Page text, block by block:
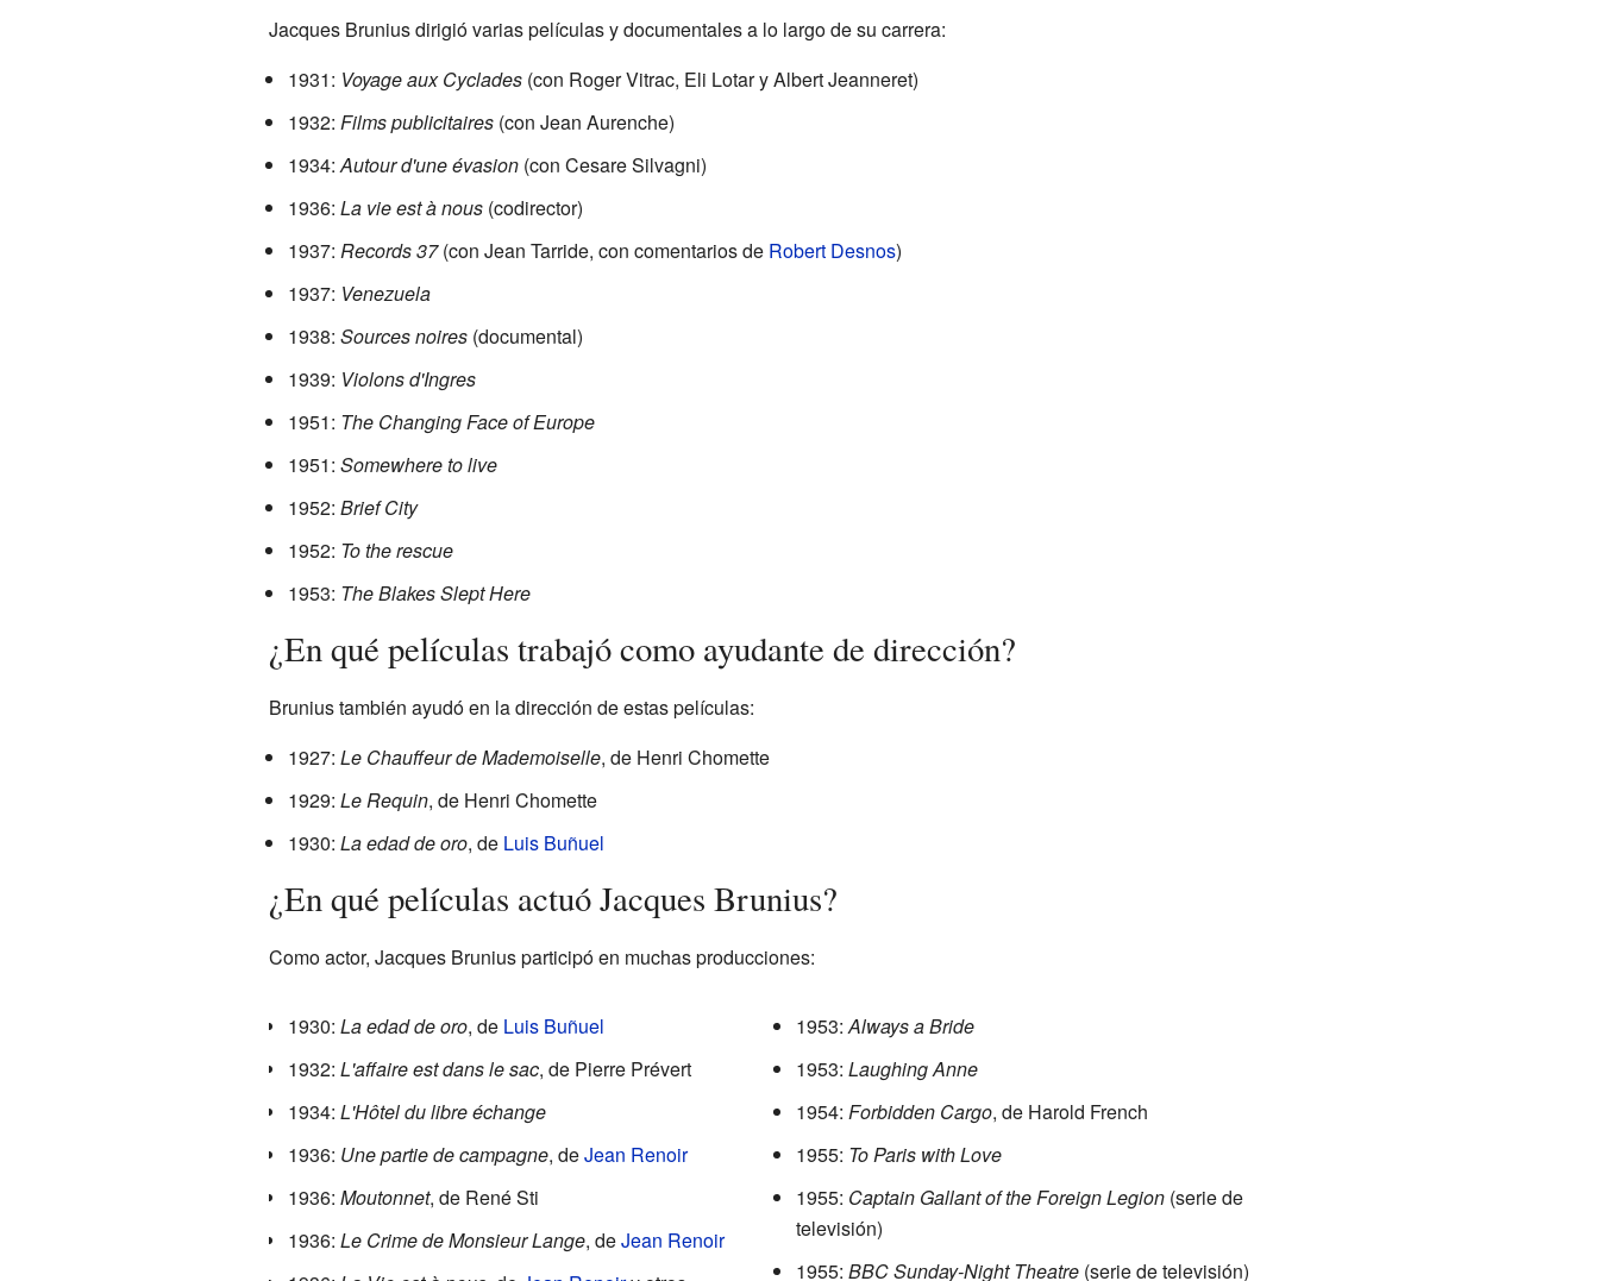
Jacques Brunius dirigió varias películas y documentales a lo largo de su carrera:
1931: Voyage aux Cyclades(con Roger Vitrac, Eli Lotar y Albert Jeanneret)
1932: Films publicitaires(con Jean Aurenche)
1934:Autour d'une évasion(con Cesare Silvagni)
1936: La vie est à nous(codirector)
1937: Records 37(con Jean Tarride, con comentarios de Robert Desnos)
1937: Venezuela
1938: Sources noires(documental)
1939: Violons d'Ingres
1951: The Changing Face of Europe
1951: Somewhere to live
1952: Brief City
1952: To the rescue
1953: The Blakes Slept Here
¿En qué películas trabajó como ayudante de dirección?
Brunius también ayudó en la dirección de estas películas:
1927: Le Chauffeur de Mademoiselle, de Henri Chomette
1929: Le Requin, de Henri Chomette
1930: La edad de oro, de Luis Buñuel
¿En qué películas actuó Jacques Brunius?
Como actor, Jacques Brunius participó en muchas producciones:
1930: La edad de oro, de Luis Buñuel
1932: L'affaire est dans le sac, de Pierre Prévert
1934: L'Hôtel du libre échange
1936: Une partie de campagne, deJean Renoir
1936: Moutonnet, de René Sti
1936: Le Crime de Monsieur Lange, deJean Renoir
1953:Always a Bride
1953: Laughing Anne
1954: Forbidden Cargo, de Harold French
1955: To Paris with Love
1955: Captain Gallant of the Foreign Legion(serie de
televisión)
1955: BBC Sunday-Night Theatre(serie de televisión)